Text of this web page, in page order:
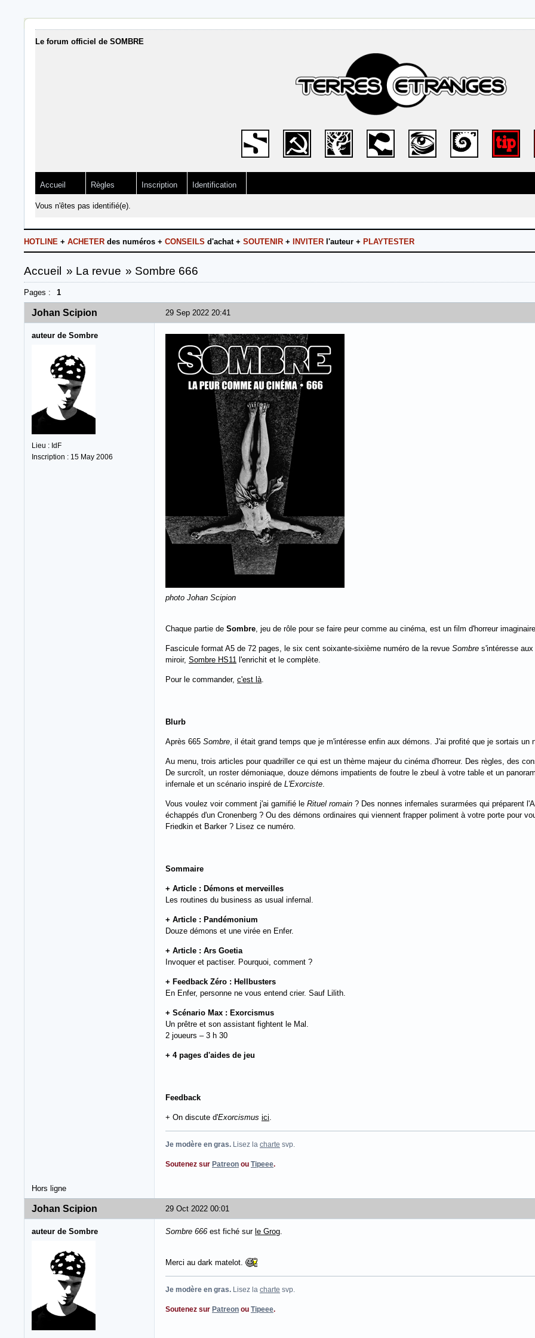
Le forum officiel de SOMBRE
Accueil Règles Inscription Identification
Vous n'êtes pas identifié(e).
HOTLINE + ACHETER des numéros + CONSEILS d'achat + SOUTENIR + INVITER l'auteur + PLAYTESTER
Accueil » La revue » Sombre 666
Pages : 1
29 Sep 2022 20:41
Johan Scipion
auteur de Sombre
Lieu : IdF
Inscription : 15 May 2006
photo Johan Scipion
Chaque partie de Sombre , jeu de rôle pour se faire peur comme au cinéma, est un film d'horreur
Fascicule format A5 de 72 pages, le six cent soixante-sixième numéro de la revue Sombre s'intéresse
miroir, Sombre HS11 l'enrichit et le complète.
Pour le commander, c'est là
Blurb
Après 665 Sombre , il était grand temps que je m'intéresse enfin aux démons. J'ai profité que je sortais
Au menu, trois articles pour quadriller ce qui est un thème majeur du cinéma d'horreur. Des règles, des
De surcroît, un roster démoniaque, douze démons impatients de foutre le zbeul à votre table et un
infernale et un scénario inspiré de L'Exorciste
Vous voulez voir comment j'ai gamifié le Rituel romain ? Des nonnes infernales surarmées qui préparent
échappés d'un Cronenberg ? Ou des démons ordinaires qui viennent frapper poliment à votre porte pour
Friedkin et Barker ? Lisez ce numéro.
Sommaire
+ Article : Démons et merveilles
Les routines du business as usual infernal.
+ Article : Pandémonium
Douze démons et une virée en Enfer.
+ Article : Ars Goetia
Invoquer et pactiser. Pourquoi, comment ?
+ Feedback Zéro : Hellbusters
En Enfer, personne ne vous entend crier. Sauf Lilith.
+ Scénario Max : Exorcismus
Un prêtre et son assistant fightent le Mal.
2 joueurs – 3 h 30
+ 4 pages d'aides de jeu
Feedback
+ On discute d'Exorcismus ici
Je modère en gras. Lisez la charte svp.
Soutenez sur Patreon ou Tipeee.
Hors ligne
29 Oct 2022 00:01
Johan Scipion
auteur de Sombre Sombre 666 est fiché sur le Grog
Merci au dark matelot.
Je modère en gras. Lisez la charte svp.
Soutenez sur Patreon ou Tipeee.